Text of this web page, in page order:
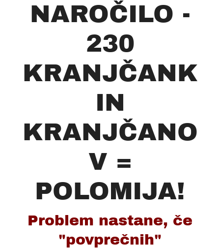
NAROČILO -
230
KRANJČANK
IN
KRANJČANO
V =
POLOMIJA!
Problem nastane, če
"povprečnih"